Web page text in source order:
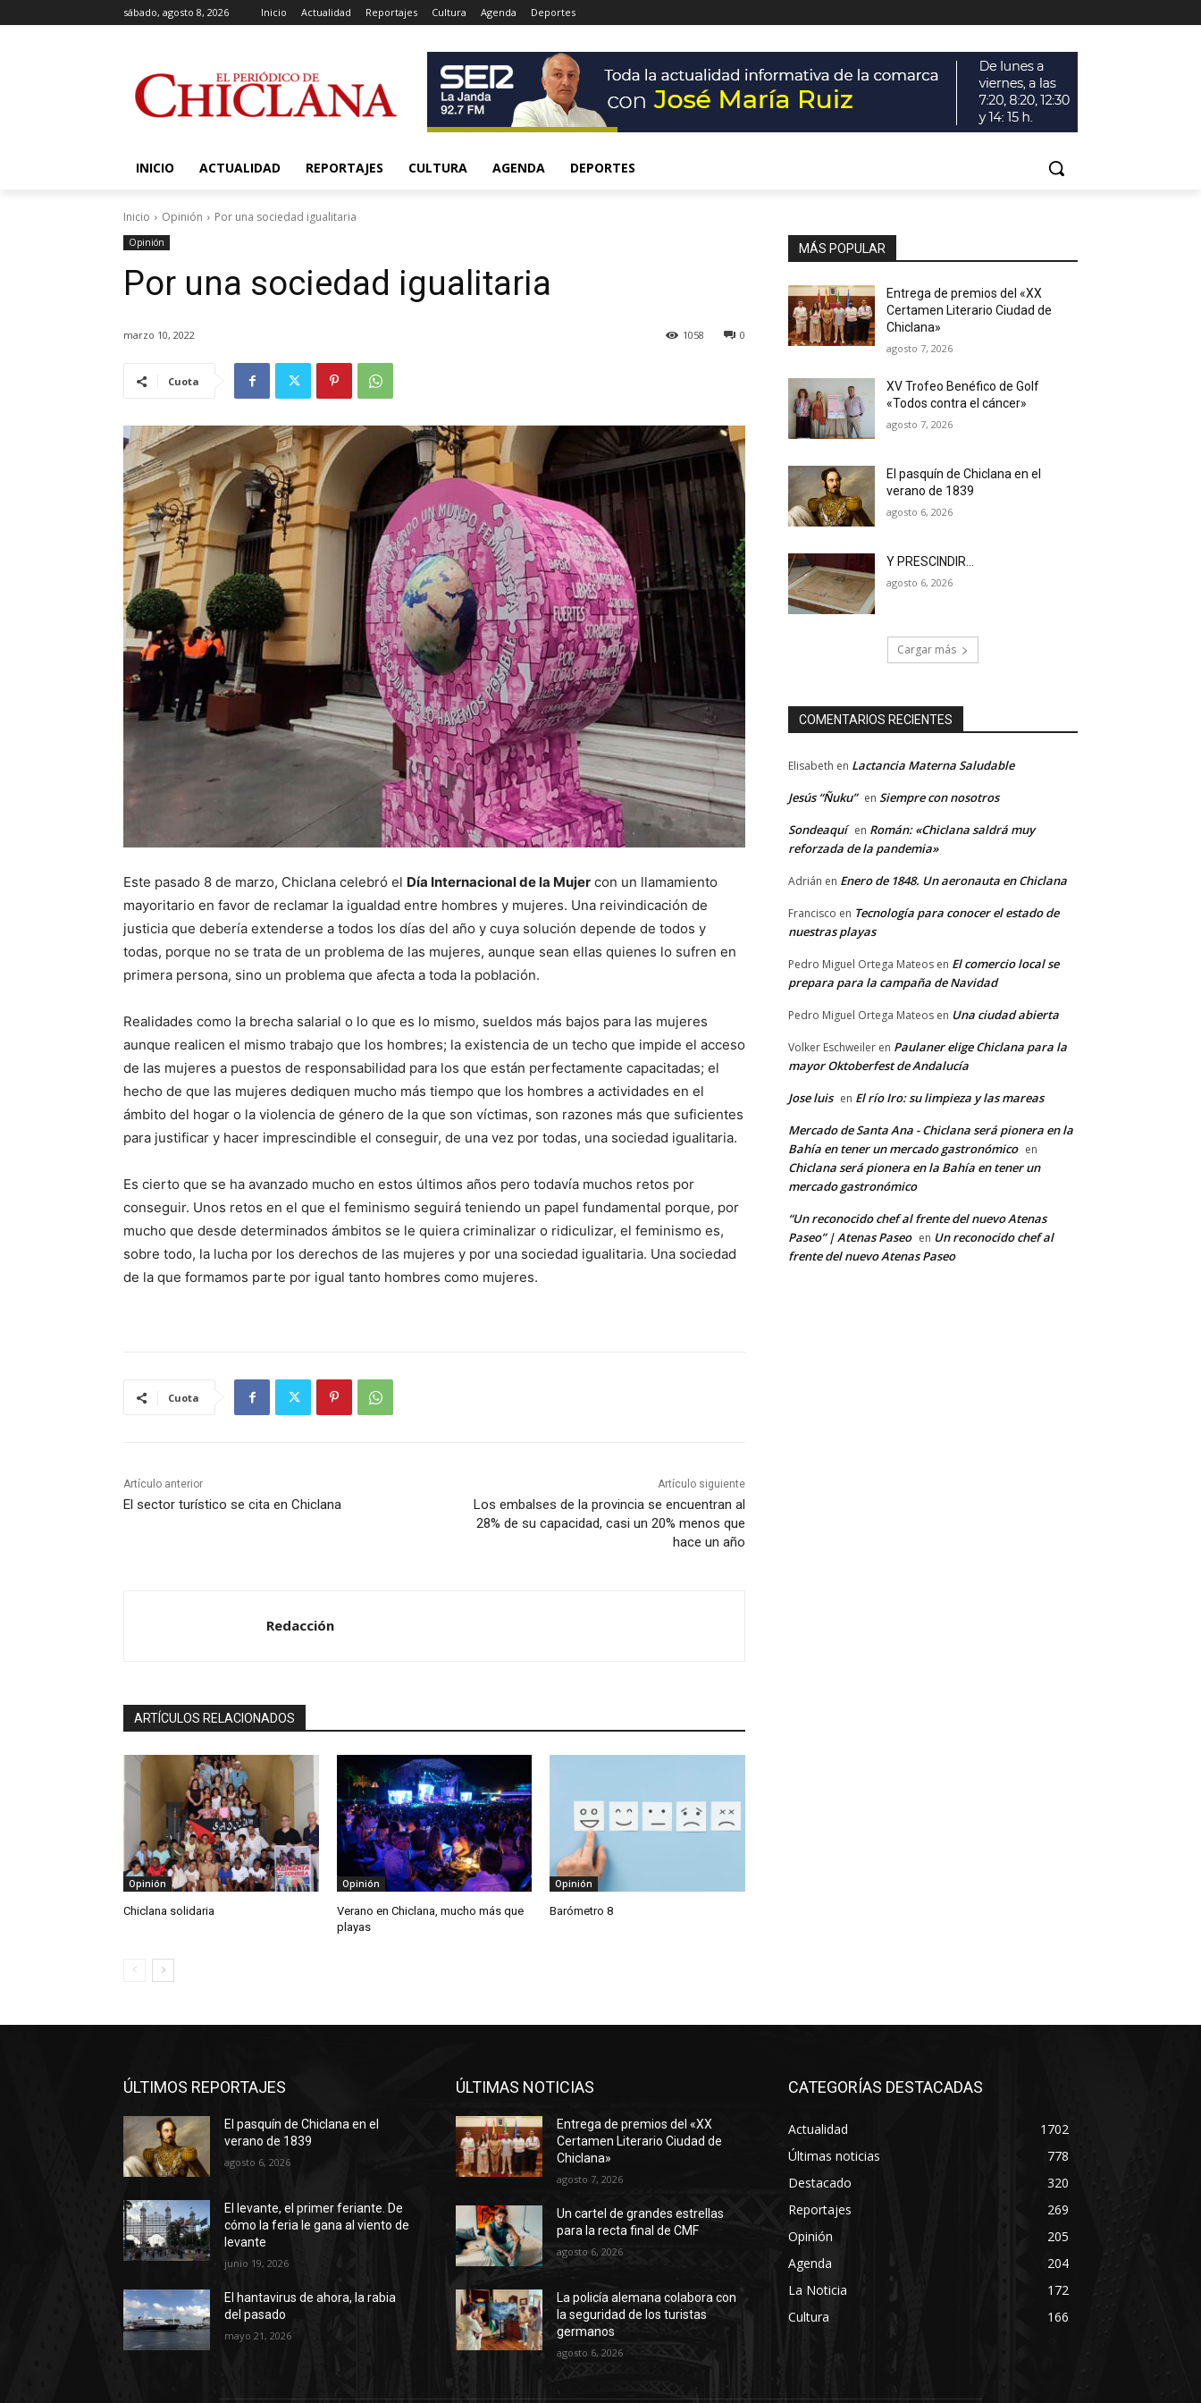
sábado, agosto 8, 2026 Inicio Actualidad Reportajes Cultura Agenda Deportes
INICIO ACTUALIDAD REPORTAJES CULTURA AGENDA DEPORTES
Inicio Opinión Por una sociedad igualitaria
Opinión
Por una sociedad igualitaria
marzo 10, 2022 0
1058
Cuota
Este pasado 8 de marzo, Chiclana celebró el Día Internacional de la Mujer con un llamamiento
mayoritario en favor de reclamar la igualdad entre hombres y mujeres. Una reivindicación de
justicia que debería extenderse a todos los días del año y cuya solución depende de todos y
todas, porque no se trata de un problema de las mujeres, aunque sean ellas quienes lo sufren en
primera persona, sino un problema que afecta a toda la población.
Realidades como la brecha salarial o lo que es lo mismo, sueldos más bajos para las mujeres
aunque realicen el mismo trabajo que los hombres; la existencia de un techo que impide el acceso
de las mujeres a puestos de responsabilidad para los que están perfectamente capacitadas; el
hecho de que las mujeres dediquen mucho más tiempo que los hombres a actividades en el
ámbito del hogar o la violencia de género de la que son víctimas, son razones más que suficientes
para justificar y hacer imprescindible el conseguir, de una vez por todas, una sociedad igualitaria.
Es cierto que se ha avanzado mucho en estos últimos años pero todavía muchos retos por
conseguir. Unos retos en el que el feminismo seguirá teniendo un papel fundamental porque, por
mucho que desde determinados ámbitos se le quiera criminalizar o ridiculizar, el feminismo es,
sobre todo, la lucha por los derechos de las mujeres y por una sociedad igualitaria. Una sociedad
de la que formamos parte por igual tanto hombres como mujeres.
Cuota
Artículo anterior
El sector turístico se cita en Chiclana
Artículo siguiente
Los embalses de la provincia se encuentran al
28% de su capacidad, casi un 20% menos que
hace un año
Redacción
ARTÍCULOS RELACIONADOS
Opinión
Chiclana solidaria
Opinión
Verano en Chiclana, mucho más que
playas
Opinión
Barómetro 8
MÁS POPULAR
Entrega de premios del «XX
Certamen Literario Ciudad de
Chiclana»
agosto 7, 2026
XV Trofeo Benéfico de Golf
«Todos contra el cáncer»
agosto 7, 2026
El pasquín de Chiclana en el
verano de 1839
agosto 6, 2026
Y PRESCINDIR…
agosto 6, 2026
Cargar más
COMENTARIOS RECIENTES
Elisabeth en Lactancia Materna Saludable
Jesús “Ñuku” en Siempre con nosotros
Sondeaquí en Román: «Chiclana saldrá muy
reforzada de la pandemia»
Adrián en Enero de 1848. Un aeronauta en Chiclana
Francisco en Tecnología para conocer el estado de
nuestras playas
Pedro Miguel Ortega Mateos en El comercio local se
prepara para la campaña de Navidad
Pedro Miguel Ortega Mateos en Una ciudad abierta
Volker Eschweiler en Paulaner elige Chiclana para la
mayor Oktoberfest de Andalucía
Jose luis en El río Iro: su limpieza y las mareas
Mercado de Santa Ana - Chiclana será pionera en la
Bahía en tener un mercado gastronómico en
Chiclana será pionera en la Bahía en tener un
mercado gastronómico
“Un reconocido chef al frente del nuevo Atenas
Paseo” | Atenas Paseo en Un reconocido chef al
frente del nuevo Atenas Paseo
ÚLTIMOS REPORTAJES
El pasquín de Chiclana en el
verano de 1839
agosto 6, 2026
El levante, el primer feriante. De
cómo la feria le gana al viento de
levante
junio 19, 2026
El hantavirus de ahora, la rabia
del pasado
mayo 21, 2026
ÚLTIMAS NOTICIAS
Entrega de premios del «XX
Certamen Literario Ciudad de
Chiclana»
agosto 7, 2026
Un cartel de grandes estrellas
para la recta final de CMF
agosto 6, 2026
La policía alemana colabora con
la seguridad de los turistas
germanos
agosto 6, 2026
CATEGORÍAS DESTACADAS
Actualidad
1702
Últimas noticias
778
Destacado
320
Reportajes
269
Opinión
205
Agenda
204
La Noticia
172
Cultura
166